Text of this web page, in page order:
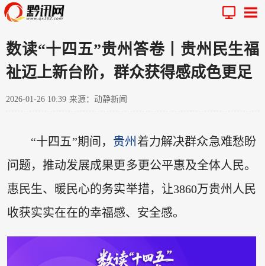
数读“十四五”贵州答卷丨贵州民生福
祉迈上新台阶，群众获得感成色更足
2026-01-26 10:39 来源：动静新闻
“十四五”期间， 贵州 着力解决群众急难愁盼
问题，推动发展成果更多更公平惠及全体人民。
惠民生、暖民心的务实举措，让3860万贵州人民
收获实实在在的幸福感、安全感。